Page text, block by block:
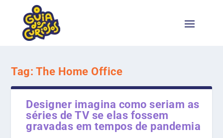
Tag: The Home Office
Designer imagina como seriam as
séries de TV se elas fossem
gravadas em tempos de pandemia